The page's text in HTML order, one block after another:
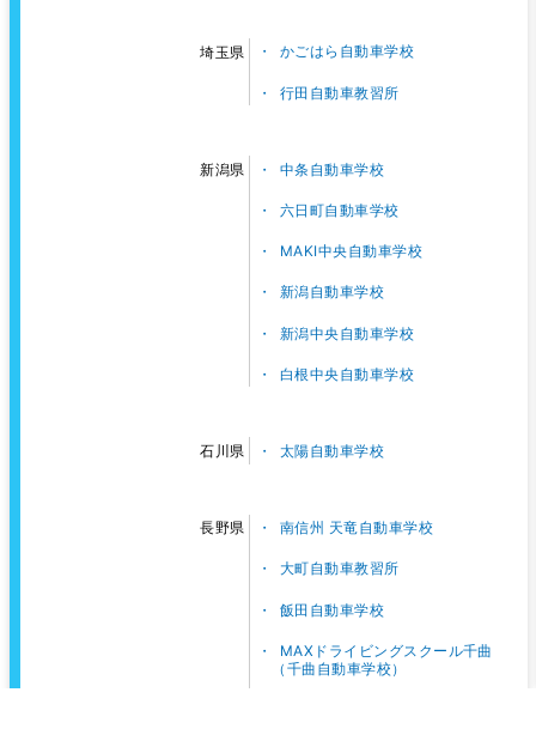
埼玉県 かごはら自動車学校
行田自動車教習所
新潟県 中条自動車学校
六日町自動車学校
MAKI中央自動車学校
新潟自動車学校
新潟中央自動車学校
白根中央自動車学校
石川県 太陽自動車学校
長野県 南信州 天竜自動車学校
大町自動車教習所
飯田自動車学校
MAXドライビングスクール千曲
（千曲自動車学校）